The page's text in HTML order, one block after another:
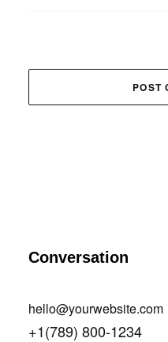
Conversation
hello@yourwebsite.com
+1(789) 800-1234